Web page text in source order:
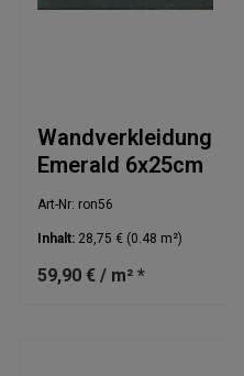
Wandverkleidung
Emerald 6x25cm
Art-Nr: ron56
Inhalt: 28,75 € (0.48 m²)
59,90 € / m² *